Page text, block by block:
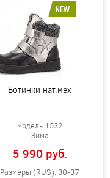
NEW
Ботинки нат.мех
модель 1532
Зима
5 990 pуб.
Размеры (RUS): 30-37